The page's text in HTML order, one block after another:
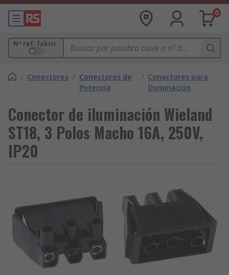
0
Nº ref. fabric.
/ Conectores / Conectores de
Potencia
/ Conectores para
Iluminación
Conector de iluminación Wieland
ST18, 3 Polos Macho 16A, 250V,
IP20